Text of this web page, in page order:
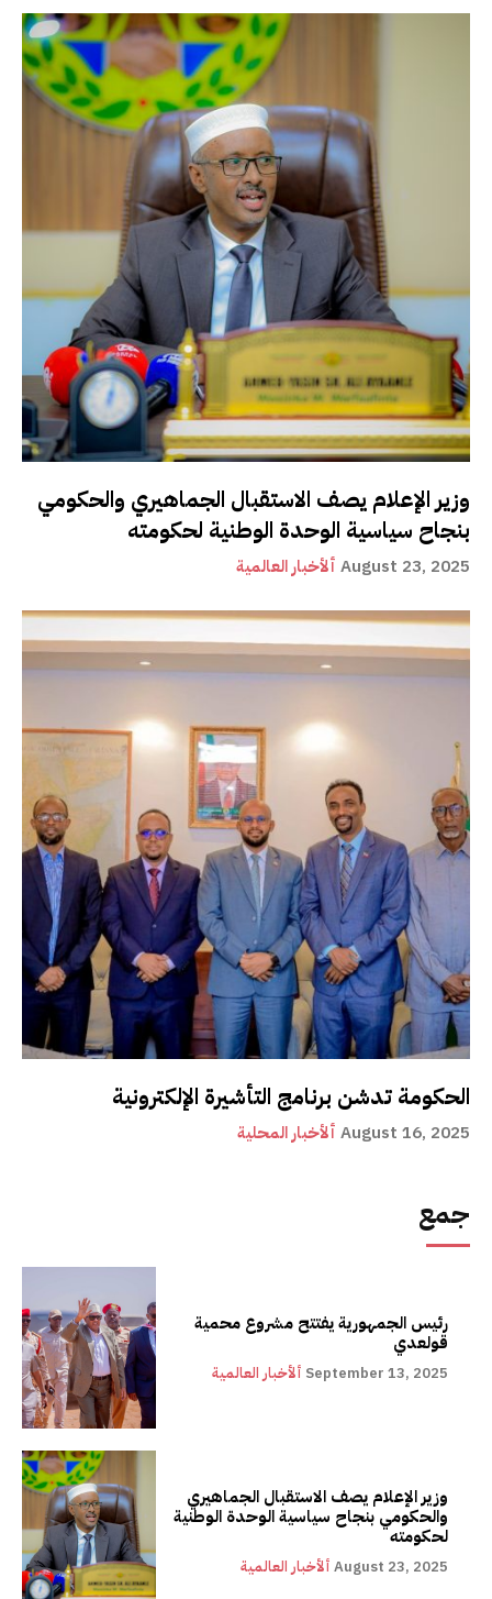
وزير الإعلام يصف الاستقبال الجماهيري والحكومي
بنجاح سياسية الوحدة الوطنية لحكومته
ألأخبار العالمية August 23, 2025
الحكومة تدشن برنامج التأشيرة الإلكترونية
ألأخبار المحلية August 16, 2025
جمع
رئيس الجمهورية يفتتح مشروع محمية
قولعدي
ألأخبار العالمية September 13, 2025
وزير الإعلام يصف الاستقبال الجماهيري
والحكومي بنجاح سياسية الوحدة الوطنية
لحكومته
ألأخبار العالمية August 23, 2025